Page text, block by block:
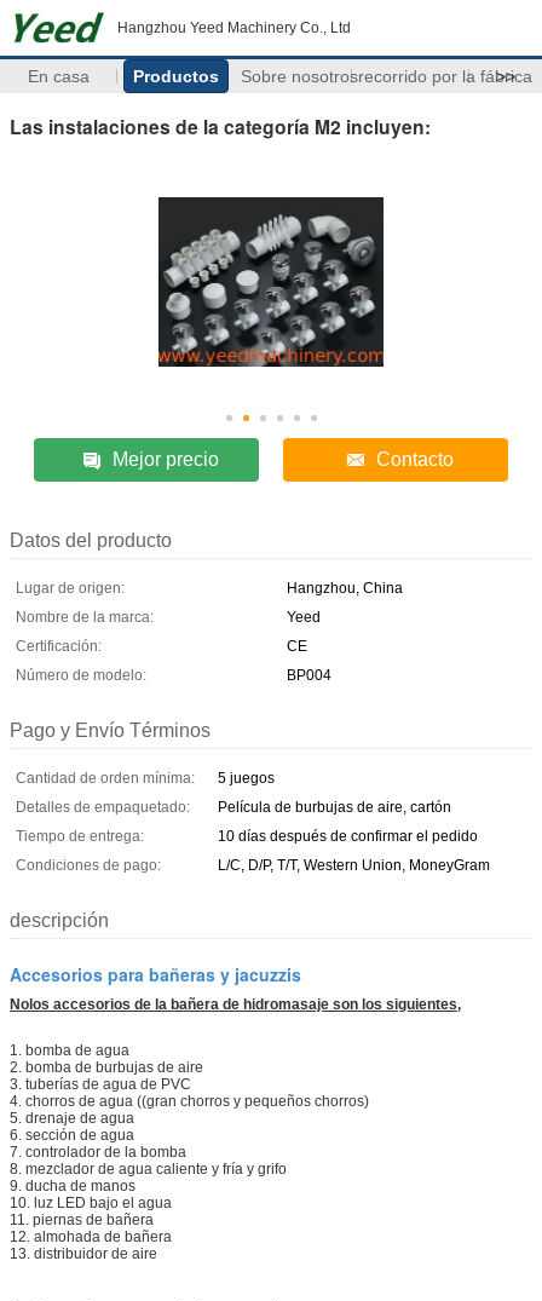
Hangzhou Yeed Machinery Co., Ltd
En casa Productos Sobre nosotrosrecorrido por la fábrica
>>
Las instalaciones de la categoría M2 incluyen:
Mejor precio Contacto
Datos del producto
Lugar de origen:
Hangzhou, China
Nombre de la marca:
Yeed
Certificación:
CE
Número de modelo:
BP004
Pago y Envío Términos
Cantidad de orden mínima:
5 juegos
Detalles de empaquetado:
Película de burbujas de aire, cartón
Tiempo de entrega:
10 días después de confirmar el pedido
Condiciones de pago:
L/C, D/P, T/T, Western Union, MoneyGram
descripción
Accesorios para bañeras y jacuzzis
Nolos accesorios de la bañera de hidromasaje son los siguientes,
1. bomba de agua
2. bomba de burbujas de aire
3. tuberías de agua de PVC
4. chorros de agua ((gran chorros y pequeños chorros)
5. drenaje de agua
6. sección de agua
7. controlador de la bomba
8. mezclador de agua caliente y fría y grifo
9. ducha de manos
10. luz LED bajo el agua
11. piernas de bañera
12. almohada de bañera
13. distribuidor de aire